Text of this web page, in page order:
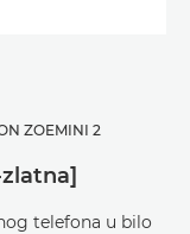
ZOEMINI 2
telefona u bilo